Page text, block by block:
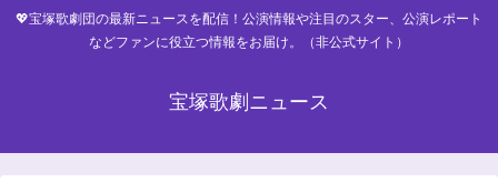
💖宝塚歌劇団の最新ニュースを配信！公演情報や注目のスター、公演レポート
などファンに役立つ情報をお届け。（非公式サイト）
宝塚歌劇ニュース